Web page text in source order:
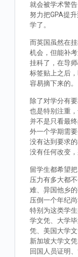
就会被学术警
努力把GPA提
学了。
而英国虽然在
机会，但能补
挂科了，在导
标签贴上之后
容易摘下来的。
除了对学分有
也是特别注重
并不是只看最
外一个学期需
没有达到要求
没有任何改变
留学生都希望
压力有多大都
难、异国他乡
压倒一个年纪
特别为这类学
学文凭、大学
凭、美国大学
新加坡大学文
回国人员证明